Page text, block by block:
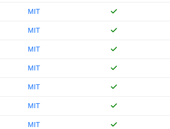
MIT
MIT
MIT
MIT
MIT
MIT
MIT